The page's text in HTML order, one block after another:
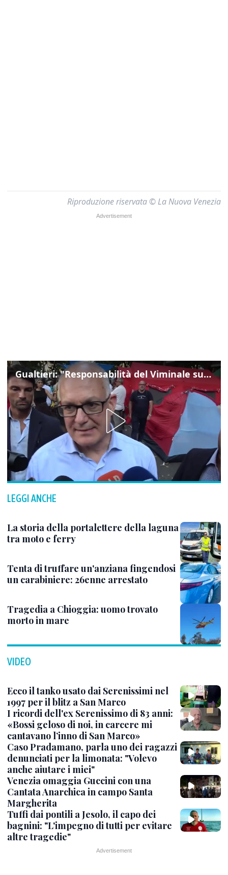
Riproduzione riservata © La Nuova Venezia
Gualtieri: "Responsabilità del Viminale su Spin Time? La posizione dei partiti è nota"
LEGGI ANCHE
La storia della portalettere della laguna
tra moto e ferry
Tenta di truffare un'anziana fingendosi
un carabiniere: 26enne arrestato
Tragedia a Chioggia: uomo trovato
morto in mare
VIDEO
Ecco il tanko usato dai Serenissimi nel
1997 per il blitz a San Marco
I ricordi dell'ex Serenissimo di 83 anni:
«Bossi geloso di noi, in carcere mi
cantavano l’inno di San Marco»
Caso Pradamano, parla uno dei ragazzi
denunciati per la limonata: "Volevo
anche aiutare i miei"
Venezia omaggia Guccini con una
Cantata Anarchica in campo Santa
Margherita
Tuffi dai pontili a Jesolo, il capo dei
bagnini: "L'impegno di tutti per evitare
altre tragedie"